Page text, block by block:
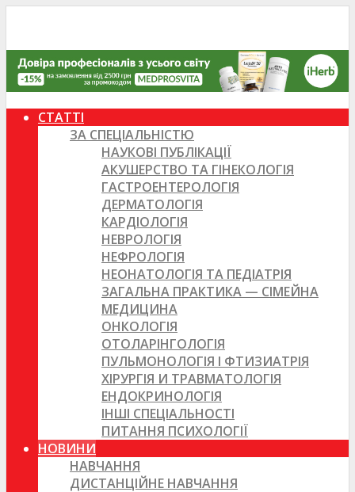
СТАТТІ
ЗА СПЕЦІАЛЬНІСТЮ
НАУКОВІ ПУБЛІКАЦІЇ
АКУШЕРСТВО ТА ГІНЕКОЛОГІЯ
ГАСТРОЕНТЕРОЛОГІЯ
ДЕРМАТОЛОГІЯ
КАРДІОЛОГІЯ
НЕВРОЛОГІЯ
НЕФРОЛОГІЯ
НЕОНАТОЛОГІЯ ТА ПЕДІАТРІЯ
ЗАГАЛЬНА ПРАКТИКА — СІМЕЙНА
МЕДИЦИНА
ОНКОЛОГІЯ
ОТОЛАРІНГОЛОГІЯ
ПУЛЬМОНОЛОГІЯ І ФТИЗИАТРІЯ
ХІРУРГІЯ И ТРАВМАТОЛОГІЯ
ЕНДОКРИНОЛОГІЯ
ІНШІ СПЕЦІАЛЬНОСТІ
ПИТАННЯ ПСИХОЛОГІЇ
НОВИНИ
НАВЧАННЯ
ДИСТАНЦІЙНЕ НАВЧАННЯ